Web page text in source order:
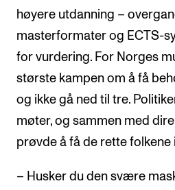
høyere utdanning –
masterformater og ECTS-
for vurdering. For Norges
største kampen om å få
og ikke gå ned til tre.
møter, og sammen med
prøvde å få de rette folkene
– Husker du den svære